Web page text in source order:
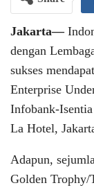
Jakarta—
dengan
sukses
Enterprise
Infobank-
La Hotel,
Adapun,
Golden